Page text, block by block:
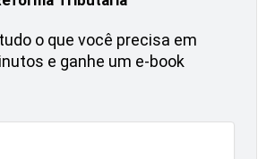
o que você precisa em
e ganhe um e-book